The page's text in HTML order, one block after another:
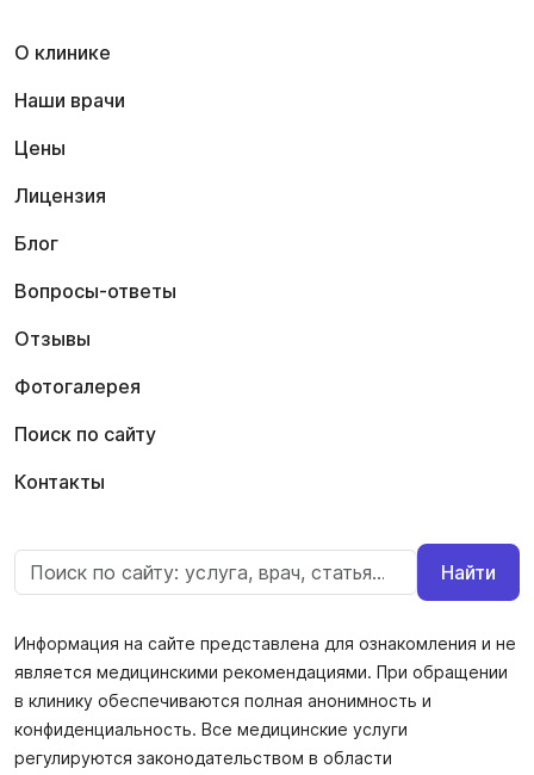
О клинике
Наши врачи
Цены
Лицензия
Блог
Вопросы-ответы
Отзывы
Фотогалерея
Поиск по сайту
Контакты
Найти
Информация на сайте представлена для ознакомления и не
является медицинскими рекомендациями. При обращении
в клинику обеспечиваются полная анонимность и
конфиденциальность. Все медицинские услуги
регулируются законодательством в области